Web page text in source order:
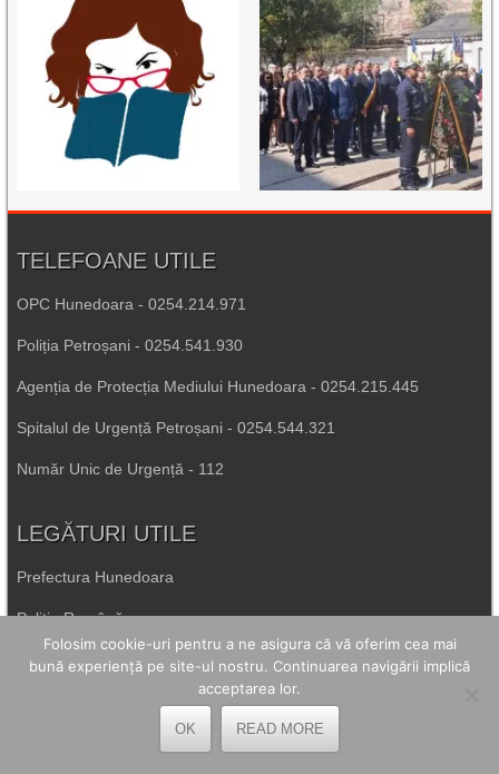
TELEFOANE UTILE
OPC Hunedoara - 0254.214.971
Poliția Petroșani - 0254.541.930
Agenția de Protecția Mediului Hunedoara - 0254.215.445
Spitalul de Urgență Petroșani - 0254.544.321
Număr Unic de Urgență - 112
LEGĂTURI UTILE
Prefectura Hunedoara
Poliția Română
Inspectoratul Școlar Hunedoara
Folosim cookie-uri pentru a ne asigura că vă oferim cea mai
bună experiență pe site-ul nostru. Continuarea navigării implică
acceptarea lor.
OK READ MORE